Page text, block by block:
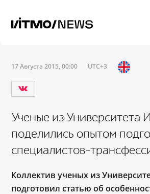
17 Августа 2015, 00:00 UTC+3
Ученые из
поделились опытом
специалистов-
Коллектив ученых из
подготовил статью об